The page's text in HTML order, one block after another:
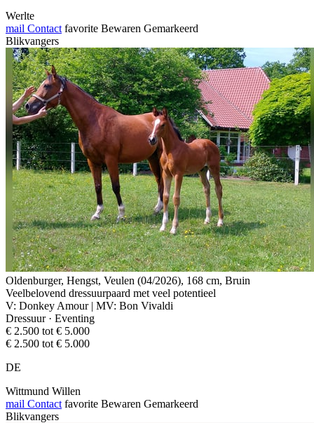
Werlte
mail Contact favorite Bewaren Gemarkeerd
Blikvangers
Oldenburger, Hengst, Veulen (04/2026), 168 cm, Bruin
Veelbelovend dressuurpaard met veel potentieel
V: Donkey Amour | MV: Bon Vivaldi
Dressuur · Eventing
€ 2.500 tot € 5.000
€ 2.500 tot € 5.000
DE
Wittmund Willen
mail Contact favorite Bewaren Gemarkeerd
Blikvangers